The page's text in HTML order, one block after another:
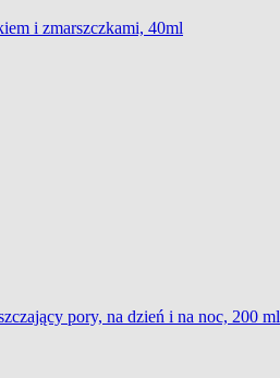
i zmarszczkami, 40ml
pory, na dzień i na noc, 200 ml